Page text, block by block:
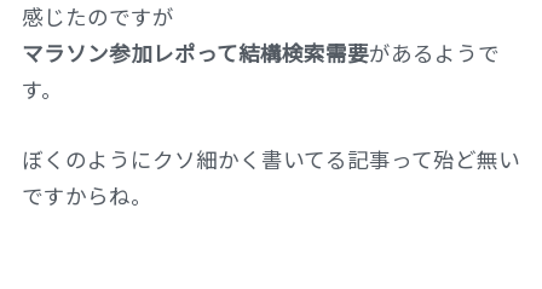
感じたのですが
マラソン参加レポって結構検索需要があるようで
す。
ぼくのようにクソ細かく書いてる記事って殆ど無い
ですからね。